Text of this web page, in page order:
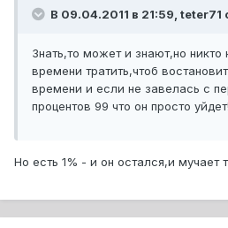
В 09.04.2011 в 21:59, teter71
Знать,то может и знают,но никто
времени тратить,чтоб
времени и если не завелась с
процентов 99 что он просто уйдет!
Но есть 1% - и он остался,и мучает